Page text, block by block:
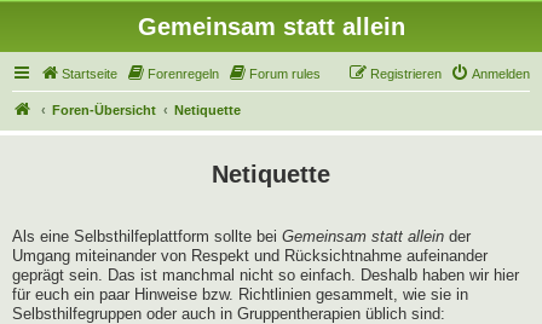
Gemeinsam statt allein
Startseite Forenregeln Forum rules Anmelden
Registrieren
Foren-Übersicht Netiquette
Netiquette
Als eine Selbsthilfeplattform sollte bei Gemeinsam statt allein der
Umgang miteinander von Respekt und Rücksichtnahme aufeinander
geprägt sein. Das ist manchmal nicht so einfach. Deshalb haben wir hier
für euch ein paar Hinweise bzw. Richtlinien gesammelt, wie sie in
Selbsthilfegruppen oder auch in Gruppentherapien üblich sind: